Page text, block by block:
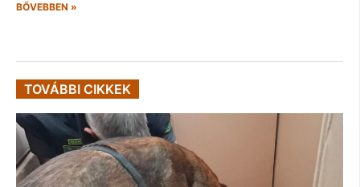
BŐVEBBEN »
TOVÁBBI CIKKEK